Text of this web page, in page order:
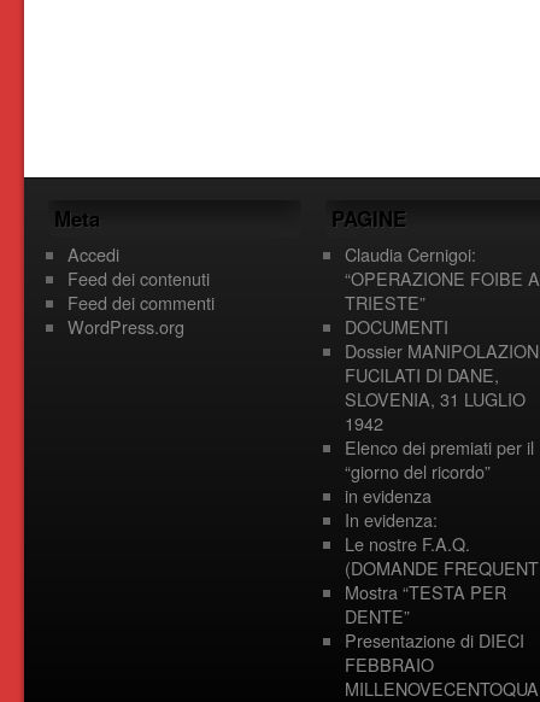
Meta
Accedi
Feed dei contenuti
Feed dei commenti
WordPress.org
PAGINE
Claudia Cernigoi:
“OPERAZIONE FOIBE A
TRIESTE”
DOCUMENTI
Dossier
FUCILATI DI DANE,
SLOVENIA, 31 LUGLIO
1942
Elenco dei premiati per il
“giorno del ricordo”
in evidenza
In evidenza:
Le nostre F.A.Q.
(DOMANDE
Mostra “TESTA PER
DENTE”
Presentazione di DIECI
FEBBRAIO